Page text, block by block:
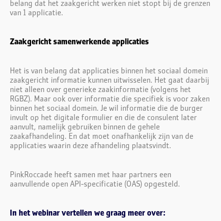
belang dat het zaakgericht werken niet stopt bij de grenzen
van 1 applicatie.
Zaakgericht samenwerkende applicaties
Het is van belang dat applicaties binnen het sociaal domein
zaakgericht informatie kunnen uitwisselen. Het gaat daarbij
niet alleen over generieke zaakinformatie (volgens het
RGBZ). Maar ook over informatie die specifiek is voor zaken
binnen het sociaal domein. Je wil informatie die de burger
invult op het digitale formulier en die de consulent later
aanvult, namelijk gebruiken binnen de gehele
zaakafhandeling. En dat moet onafhankelijk zijn van de
applicaties waarin deze afhandeling plaatsvindt.
PinkRoccade heeft samen met haar partners een
aanvullende open API-specificatie (OAS) opgesteld.
In het webinar vertellen we graag meer over: